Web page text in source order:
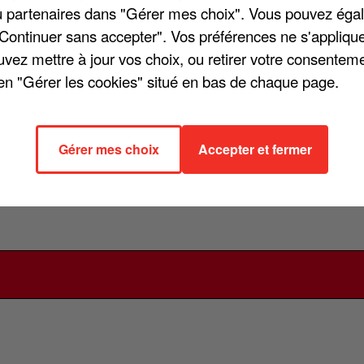
vendue aux enchères hier lundi à Fontainebleau, en
du triple : 132.000 euros précisément. Avec les frais, la
luxe anglaise : une Panther DeVille de 1975 que Sylvie
ne se trouvait pas à Fontainebleau mais a pris part
mais il devrait prochainement dévoiler ce qu’il fera de
partenaires dans "Gérer mes choix". Vous pouvez
sans accepter". Vos préférences ne
mettre à jour vos choix, ou retirer votre
"Gérer les cookies" situé en bas de chaque page.
Gérer mes choix Accepter et fermer